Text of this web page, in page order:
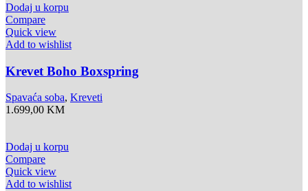
Dodaj u korpu
Compare
Quick view
Add to wishlist
Krevet Boho Boxspring
Spavaća soba, Kreveti
1.699,00 KM
Dodaj u korpu
Compare
Quick view
Add to wishlist